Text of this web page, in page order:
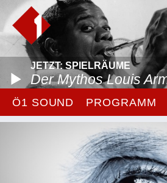
JETZT: SPIELRÄUME
Der Mythos Louis
Ö1 SOUND PROGRAMM